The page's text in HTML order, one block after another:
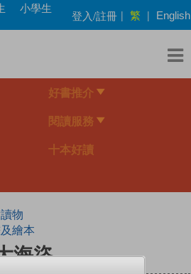
小學生
登入/註冊 | 繁 | English
好書推介
閱讀服務
十本好讀
物
繪本
海盜